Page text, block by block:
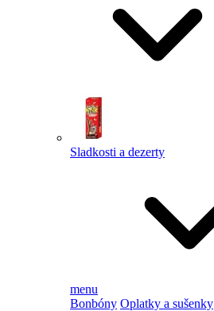
Sladkosti a dezerty
menu
Bonbóny Oplatky a sušenky